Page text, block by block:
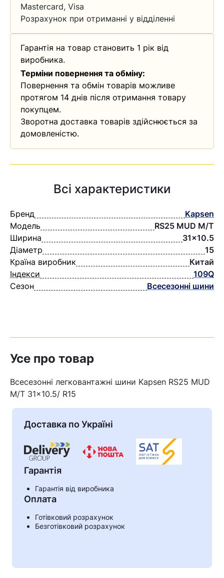
Кошик
Ваш номер надіслано.
Mastercard, Visa
Розрахунок при отриманні у відділенні
Гарантія на товар становить 1 рік від
виробника.
Терміни повернення та обміну:
Повернення та обмін товарів можливе
протягом 14 днів після отримання товару
покупцем.
Зворотна доставка товарів здійснюється за
домовленістю.
Всі характеристики
Бренд
Kapsen
Модель
RS25 MUD M/T
Ширина
31×10.5
Діаметр
15
Країна виробник
Китай
Індекси
109Q
Сезон
Всесезонні шини
Усе про товар
Всесезонні легковантажні шини Kapsen RS25 MUD
M/T 31×10.5/ R15
Доставка по Україні
Гарантія
Гарантія від виробника
Оплата
Готівковий розрахунок
Безготівковий розрахунок